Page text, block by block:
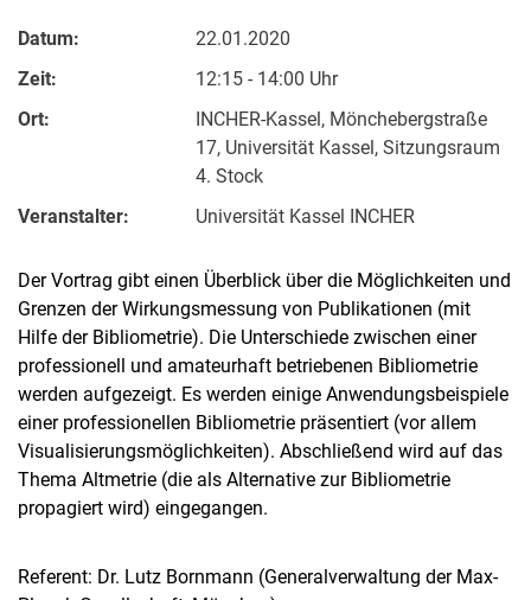
Datum:
22.01.2020
Zeit:
12:15 - 14:00 Uhr
Ort:
INCHER-Kassel, Mönchebergstraße
17, Universität Kassel, Sitzungsraum
4. Stock
Veranstalter:
Universität Kassel INCHER
Der Vortrag gibt einen Überblick über die Möglichkeiten und
Grenzen der Wirkungsmessung von Publikationen (mit
Hilfe der Bibliometrie). Die Unterschiede zwischen einer
professionell und amateurhaft betriebenen Bibliometrie
werden aufgezeigt. Es werden einige Anwendungsbeispiele
einer professionellen Bibliometrie präsentiert (vor allem
Visualisierungsmöglichkeiten). Abschließend wird auf das
Thema Altmetrie (die als Alternative zur Bibliometrie
propagiert wird) eingegangen.
Referent: Dr. Lutz Bornmann (Generalverwaltung der Max-